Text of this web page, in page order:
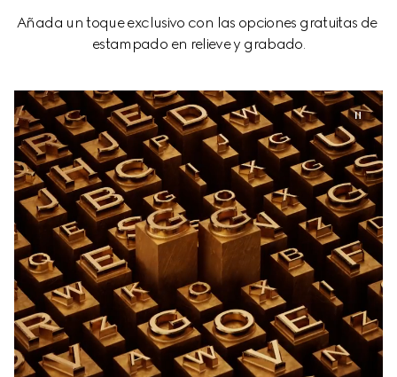
Añada un toque exclusivo con las opciones gratuitas de
estampado en relieve y grabado.